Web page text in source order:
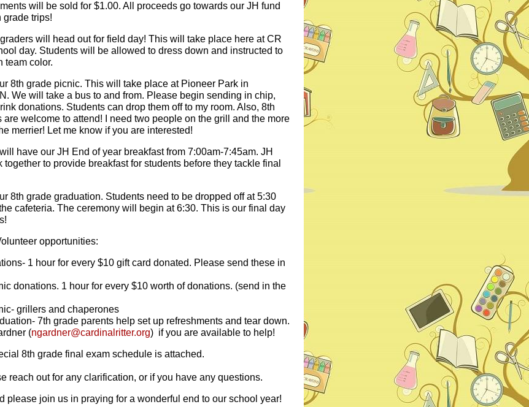
will be sold for $1.00. All proceeds go towards our JH fund
grade trips!
will head out for field day! This will take place here at CR
day. Students will be allowed to dress down and instructed to
team color.
8th grade picnic. This will take place at Pioneer Park in
We will take a bus to and from. Please begin sending in chip,
donations. Students can drop them off to my room. Also, 8th
are welcome to attend! I need two people on the grill and the more
merrier! Let me know if you are interested!
have our JH End of year breakfast from 7:00am-7:45am. JH
together to provide breakfast for students before they tackle final
8th grade graduation. Students need to be dropped off at 5:30
cafeteria. The ceremony will begin at 6:30. This is our final day
opportunities:
1 hour for every $10 gift card donated. Please send these in
donations. 1 hour for every $10 worth of donations. (send in the
grillers and chaperones
7th grade parents help set up refreshments and tear down.
(ngardner@cardinalritter.org) if you are available to help!
8th grade final exam schedule is attached.
reach out for any clarification, or if you have any questions.
please join us in praying for a wonderful end to our school year!